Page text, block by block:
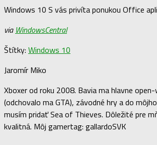
Windows 10 S vás privíta ponukou Office
via WindowsCentral
Štítky: Windows 10
Jaromír Miko
Xboxer od roku 2008. Bavia ma hlavne
(odchovalo ma GTA), závodné hry a do
musím pridať Sea of Thieves. Dôležité pre
kvalitná. Môj gamertag: gallardoSVK